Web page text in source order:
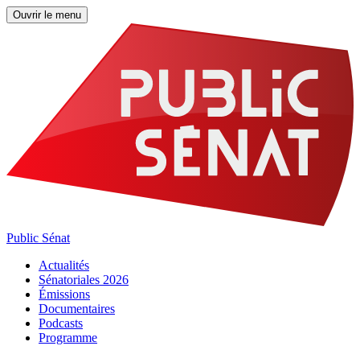
Ouvrir le menu
Public Sénat
Actualités
Sénatoriales 2026
Émissions
Documentaires
Podcasts
Programme